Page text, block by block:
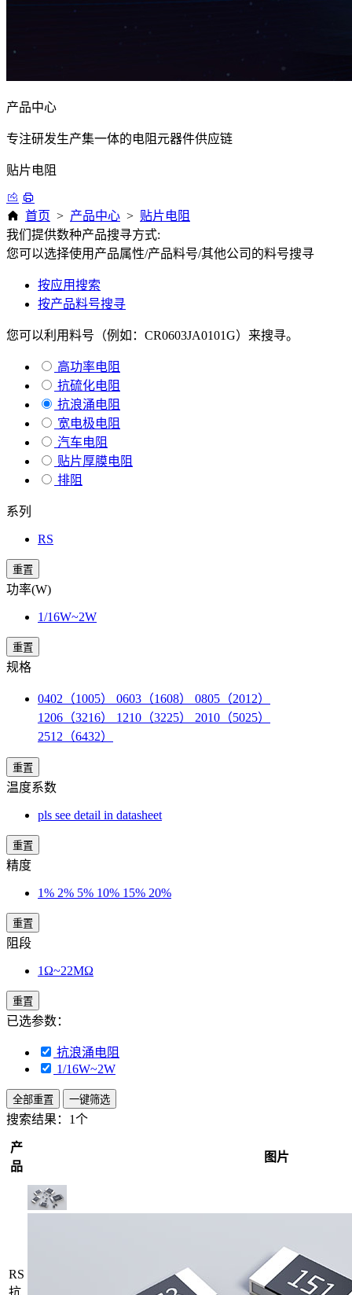
产品中心
专注研发生产集一体的电阻元器件供应链
贴片电阻
首页 > 产品中心 > 贴片电阻
我们提供数种产品搜寻方式:
您可以选择使用产品属性/产品料号/其他公司的料号搜寻
按应用搜索
按产品料号搜寻
您可以利用料号（例如：CR0603JA0101G）来搜寻。
高功率电阻
抗硫化电阻
抗浪涌电阻
宽电极电阻
汽车电阻
贴片厚膜电阻
排阻
系列
RS
重置
功率(W)
1/16W~2W
重置
规格
0402（1005） 0603（1608） 0805（2012）
1206（3216） 1210（3225） 2010（5025）
2512（6432）
重置
温度系数
pls see detail in datasheet
重置
精度
1% 2% 5% 10% 15% 20%
重置
阻段
1Ω~22MΩ
重置
已选参数：
抗浪涌电阻
1/16W~2W
全部重置 一键筛选
搜索结果： 1个
产
品
图片
RS
抗